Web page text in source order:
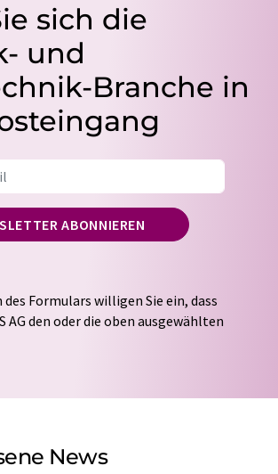
sich die
und
Branche in
ABONNIEREN
des Formulars willigen Sie ein, dass
AG den oder die oben ausgewählten
zusendet. Ihre Daten werden
. LUMITOS darf
per E-Mail kontaktieren. Ihre
Sie jederzeit ohne Angabe von
News